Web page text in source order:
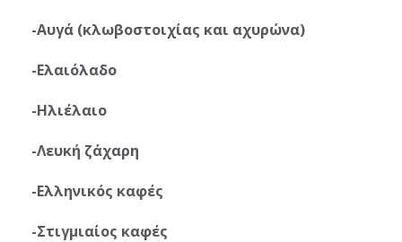
-Αυγά (κλωβοστοιχίας και αχυρώνα)
-Ελαιόλαδο
-Ηλιέλαιο
-Λευκή ζάχαρη
-Ελληνικός καφές
-Στιγμιαίος καφές